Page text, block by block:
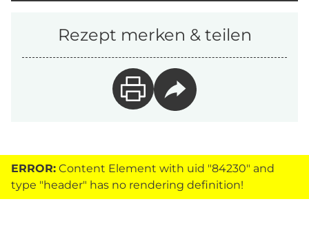
Rezept merken & teilen
ERROR: Content Element with uid "84230" and
type "header" has no rendering definition!